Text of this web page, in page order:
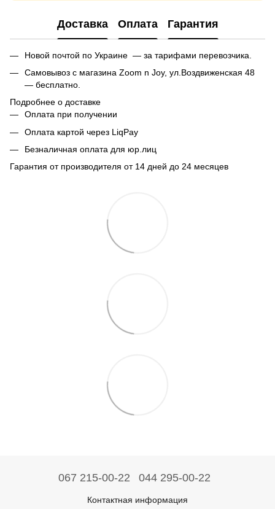
Доставка Оплата Гарантия
Новой почтой по Украине — за тарифами перевозчика.
Самовывоз с магазина Zoom n Joy, ул.Воздвиженская 48
— бесплатно.
Подробнее о доставке
Оплата при получении
Оплата картой через LiqPay
Безналичная оплата для юр.лиц
Гарантия от производителя от 14 дней до 24 месяцев
067 215-00-22 044 295-00-22
Контактная информация